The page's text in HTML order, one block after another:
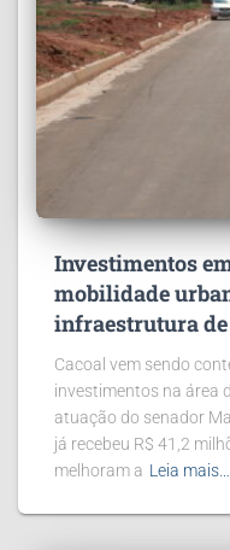
Investimentos
mobilidade
infraestrutura de
Cacoal vem sendo
investimentos na área
atuação do senador
já recebeu R$ 41,2
melhoram a Leia mais…